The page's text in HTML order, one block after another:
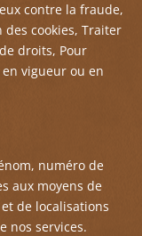
contre la fraude,
des cookies, Traiter
droits, Pour
vigueur ou en
numéro de
aux moyens de
de localisations
nos services.